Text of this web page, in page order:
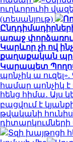
ուղևորուհի
(տեսանյութ)
առաջ փորձառու
Կարևոր չի ով
քաղաքական
Կարապետ
պոնչիկ ա
համար պոնչիկ
հենց հիմա․
բացվում է
թվականի
Տզի խայթոցի